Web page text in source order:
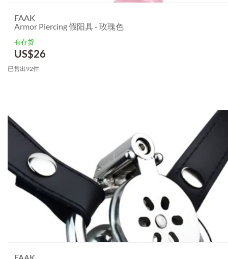
FAAK
Armor Piercing 假阳具 - 玫瑰色
有存货
US$26
已售出92件